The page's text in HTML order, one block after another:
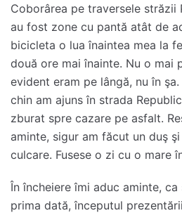
Coborârea pe traversele străzii
au fost zone cu pantă atât de
bicicleta o lua înaintea mea la
două ore mai înainte. Nu o mai
evident eram pe lângă, nu în
chin am ajuns în strada
zburat spre cazare pe asfalt.
aminte, sigur am făcut un duş
culcare. Fusese o zi cu o mare
În încheiere îmi aduc aminte,
prima dată, începutul